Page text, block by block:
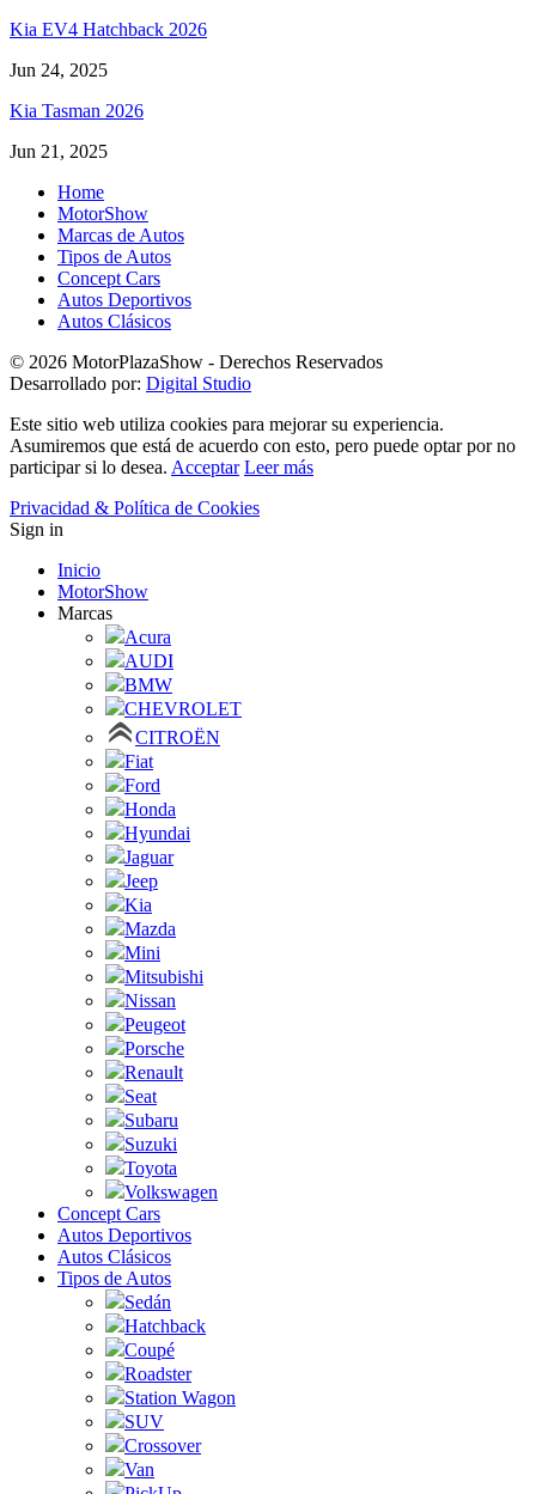
Kia EV4 Hatchback 2026
Jun 24, 2025
Kia Tasman 2026
Jun 21, 2025
Home
MotorShow
Marcas de Autos
Tipos de Autos
Concept Cars
Autos Deportivos
Autos Clásicos
© 2026 MotorPlazaShow - Derechos Reservados
Desarrollado por: Digital Studio
Este sitio web utiliza cookies para mejorar su experiencia.
Asumiremos que está de acuerdo con esto, pero puede optar por no
participar si lo desea. Acceptar Leer más
Privacidad & Política de Cookies
Sign in
Inicio
MotorShow
Marcas
Acura
AUDI
BMW
CHEVROLET
CITROËN
Fiat
Ford
Honda
Hyundai
Jaguar
Jeep
Kia
Mazda
Mini
Mitsubishi
Nissan
Peugeot
Porsche
Renault
Seat
Subaru
Suzuki
Toyota
Volkswagen
Concept Cars
Autos Deportivos
Autos Clásicos
Tipos de Autos
Sedán
Hatchback
Coupé
Roadster
Station Wagon
SUV
Crossover
Van